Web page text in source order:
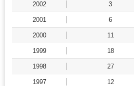
2002 3
2001 6
2000 11
1999 18
1998 27
1997 12